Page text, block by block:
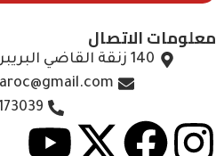
معلومات الاتصال
140 زنقة القاضي البريبري حي العكاري، الرباط